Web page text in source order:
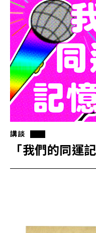
講談
「我們的同運